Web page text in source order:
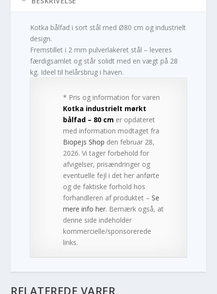
Kotka bålfad i sort stål med Ø80 cm og industrielt
design.
Fremstillet i 2 mm pulverlakeret stål – leveres
færdigsamlet og står solidt med en vægt på 28
kg. Ideel til helårsbrug i haven.
* Pris og information for varen
Kotka industrielt mørkt
bålfad – 80 cm er opdateret
med information modtaget fra
Biopejs Shop den februar 28,
2026. Vi tager forbehold for
afvigelser, prisændringer og
eventuelle fejl i det her anførte
og de faktiske forhold hos
forhandleren af produktet –Se
mere info her. Bemærk også, at
denne side indeholder
kommercielle/sponsorerede
links.
RELATEREDE VARER